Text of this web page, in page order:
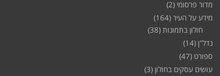
מדור פרסומי (2)
מידע על העיר (164)
חולון בתמונות (38)
נדל"ן (14)
ספורט (47)
עושים עסקים בחולון (3)